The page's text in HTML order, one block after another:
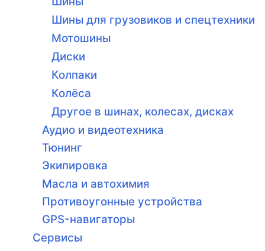
Шины для грузовиков и спецтехники
Мотошины
Диски
Колпаки
Колёса
Другое в шинах, колесах, дисках
Аудио и видеотехника
Тюнинг
Экипировка
Масла и автохимия
Противоугонные устройства
GPS-навигаторы
Сервисы